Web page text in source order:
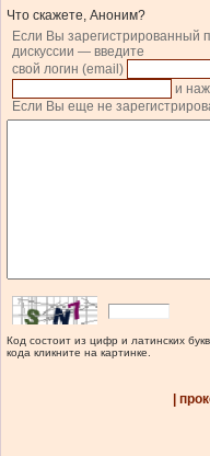
Что скажете, Аноним?
Если Вы зарегистрированный
дискуссии — введите
свой логин (email)
и
Если Вы еще не
Код состоит из цифр и латинских
кода кликните на картинке.
|